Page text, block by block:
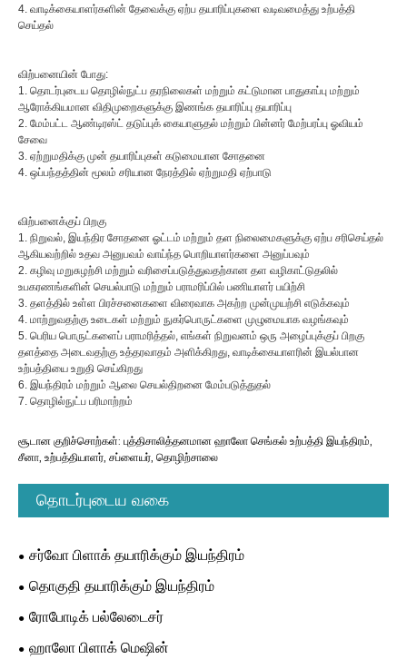
4. வாடிக்கையாளர்களின் தேவைக்கு ஏற்ப தயாரிப்புகளை வடிவமைத்து உற்பத்தி
செய்தல்
விற்பனையின் போது:
1. தொடர்புடைய தொழில்நுட்ப தரநிலைகள் மற்றும் கட்டுமான பாதுகாப்பு மற்றும்
ஆரோக்கியமான விதிமுறைகளுக்கு இணங்க தயாரிப்பு தயாரிப்பு
2. மேம்பட்ட ஆண்டிரஸ்ட் தடுப்புக் கையாளுதல் மற்றும் பின்னர் மேற்பரப்பு ஓவியம்
சேவை
3. ஏற்றுமதிக்கு முன் தயாரிப்புகள் கடுமையான சோதனை
4. ஒப்பந்தத்தின் மூலம் சரியான நேரத்தில் ஏற்றுமதி ஏற்பாடு
விற்பனைக்குப் பிறகு
1. நிறுவல், இயந்திர சோதனை ஓட்டம் மற்றும் தள நிலைமைகளுக்கு ஏற்ப சரிசெய்தல்
ஆகியவற்றில் உதவ அனுபவம் வாய்ந்த பொறியாளர்களை அனுப்பவும்
2. கழிவு மறுசுழற்சி மற்றும் வரிசைப்படுத்துவதற்கான தள வழிகாட்டுதலில்
உபகரணங்களின் செயல்பாடு மற்றும் பராமரிப்பில் பணியாளர் பயிற்சி
3. தளத்தில் உள்ள பிரச்சனைகளை விரைவாக அகற்ற முன்முயற்சி எடுக்கவும்
4. மாற்றுவதற்கு உடைகள் மற்றும் நுகர்பொருட்களை முழுமையாக வழங்கவும்
5. பெரிய பொருட்களைப் பராமரித்தல், எங்கள் நிறுவனம் ஒரு அழைப்புக்குப் பிறகு
தளத்தை அடைவதற்கு உத்தரவாதம் அளிக்கிறது, வாடிக்கையாளரின் இயல்பான
உற்பத்தியை உறுதி செய்கிறது
6. இயந்திரம் மற்றும் ஆலை செயல்திறனை மேம்படுத்துதல்
7. தொழில்நுட்ப பரிமாற்றம்
சூடான குறிச்சொற்கள்: புத்திசாலித்தனமான ஹாலோ செங்கல் உற்பத்தி இயந்திரம்,
சீனா, உற்பத்தியாளர், சப்ளையர், தொழிற்சாலை
தொடர்புடைய வகை
சர்வோ பிளாக் தயாரிக்கும் இயந்திரம்
தொகுதி தயாரிக்கும் இயந்திரம்
ரோபோடிக் பல்லேடைசர்
ஹாலோ பிளாக் மெஷின்